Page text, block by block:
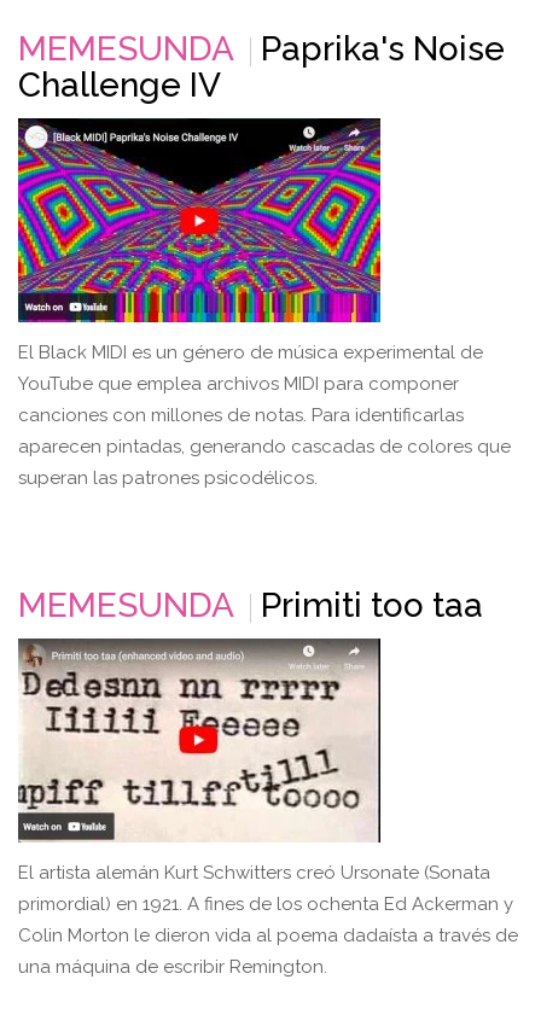
MEMESUNDA
Paprika's Noise
Challenge IV
El Black MIDI es un género de música experimental de
YouTube que emplea archivos MIDI para componer
canciones con millones de notas. Para identificarlas
aparecen pintadas, generando cascadas de colores que
superan las patrones psicodélicos.
MEMESUNDA Primiti too taa
El artista alemán Kurt Schwitters creó Ursonate (Sonata
primordial) en 1921. A fines de los ochenta Ed Ackerman y
Colin Morton le dieron vida al poema dadaísta a través de
una máquina de escribir Remington.